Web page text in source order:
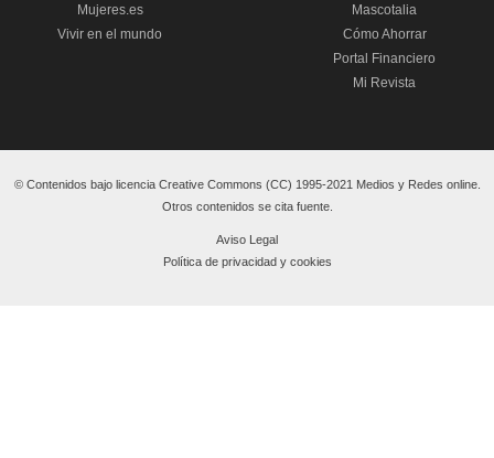
Mujeres.es
Vivir en el mundo
Mascotalia
Cómo Ahorrar
Portal Financiero
Mi Revista
© Contenidos bajo licencia Creative Commons (CC) 1995-2021 Medios y Redes online.
Otros contenidos se cita fuente.
Aviso Legal
Política de privacidad y cookies